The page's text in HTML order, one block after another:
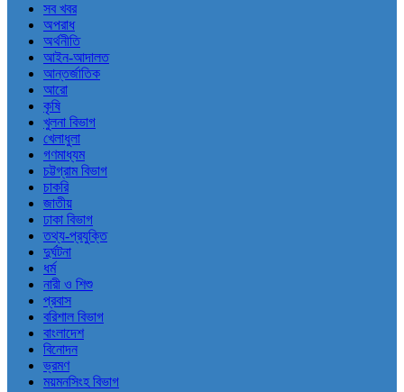
সব খবর
অপরাধ
অর্থনীতি
আইন-আদালত
আন্তর্জাতিক
আরো
কৃষি
খুলনা বিভাগ
খেলাধুলা
গণমাধ্যম
চট্টগ্রাম বিভাগ
চাকরি
জাতীয়
ঢাকা বিভাগ
তথ্য-প্রযুক্তি
দুর্ঘটনা
ধর্ম
নারী ও শিশু
প্রবাস
বরিশাল বিভাগ
বাংলাদেশ
বিনোদন
ভ্রমণ
ময়মনসিংহ বিভাগ